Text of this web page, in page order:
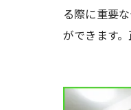
る際に重要
ができます